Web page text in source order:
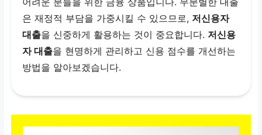
은 재정적 부담을 가중시킬 수 있으므로, 저신용자
대출을 신중하게 활용하는 것이 중요합니다. 저신용
자 대출을 현명하게 관리하고 신용 점수를 개선하는
방법을 알아보겠습니다.